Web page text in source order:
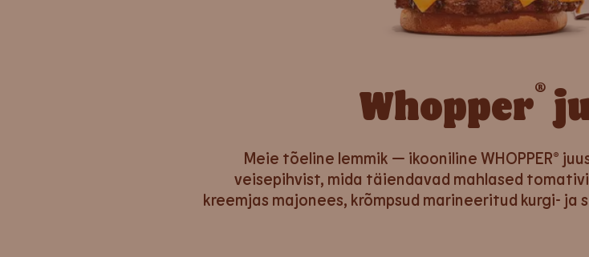
Whopper®
Meie tõeline lemmik — ikooniline WHOPPER®
veisepihvist, mida täiendavad mahlased
kreemjas majonees, krõmpsud marineeritud kurgi- ja